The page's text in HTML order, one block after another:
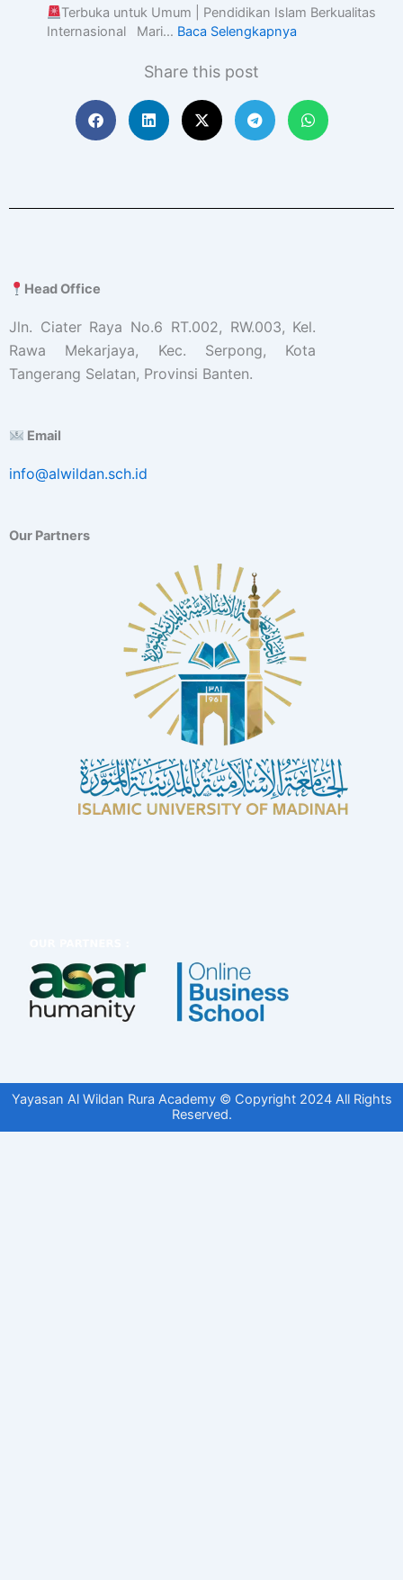
Terbuka untuk Umum | Pendidikan Islam Berkualitas
Internasional Mari… Baca Selengkapnya
Share this post
Head Office
Jln. Ciater Raya No.6 RT.002, RW.003, Kel.
Rawa Mekarjaya, Kec. Serpong, Kota
Tangerang Selatan, Provinsi Banten.
Email
info@alwildan.sch.id
Our Partners
Yayasan Al Wildan Rura Academy © Copyright 2024 All Rights
Reserved.